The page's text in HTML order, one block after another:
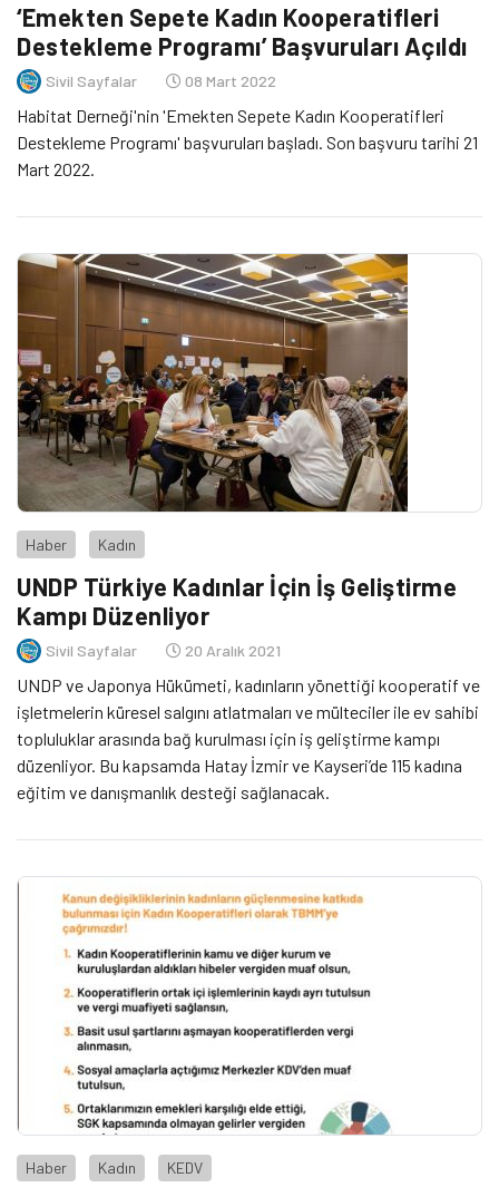
‘Emekten Sepete Kadın Kooperatifleri
Destekleme Programı’ Başvuruları Açıldı
Sivil Sayfalar 08 Mart 2022
Habitat Derneği'nin 'Emekten Sepete Kadın Kooperatifleri
Destekleme Programı' başvuruları başladı. Son başvuru tarihi 21
Mart 2022.
Haber Kadın
UNDP Türkiye Kadınlar İçin İş Geliştirme
Kampı Düzenliyor
Sivil Sayfalar 20 Aralık 2021
UNDP ve Japonya Hükümeti, kadınların yönettiği kooperatif ve
işletmelerin küresel salgını atlatmaları ve mülteciler ile ev sahibi
topluluklar arasında bağ kurulması için iş geliştirme kampı
düzenliyor. Bu kapsamda Hatay İzmir ve Kayseri’de 115 kadına
eğitim ve danışmanlık desteği sağlanacak.
Haber Kadın KEDV